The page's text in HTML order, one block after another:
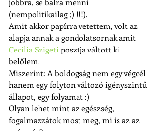
jobbra, se balra menni
(nempolitikailag ;) !!!).
Amit akkor papírra vetettem, volt az
alapja annak a gondolatsornak amit
Cecília Szigeti posztja váltott ki
belőlem.
Miszerint: A boldogság nem egy végcél
hanem egy folyton változó igényszintű
állapot, egy folyamat :)
Olyan lehet mint az egészség,
fogalmazzátok most meg, mi is az az